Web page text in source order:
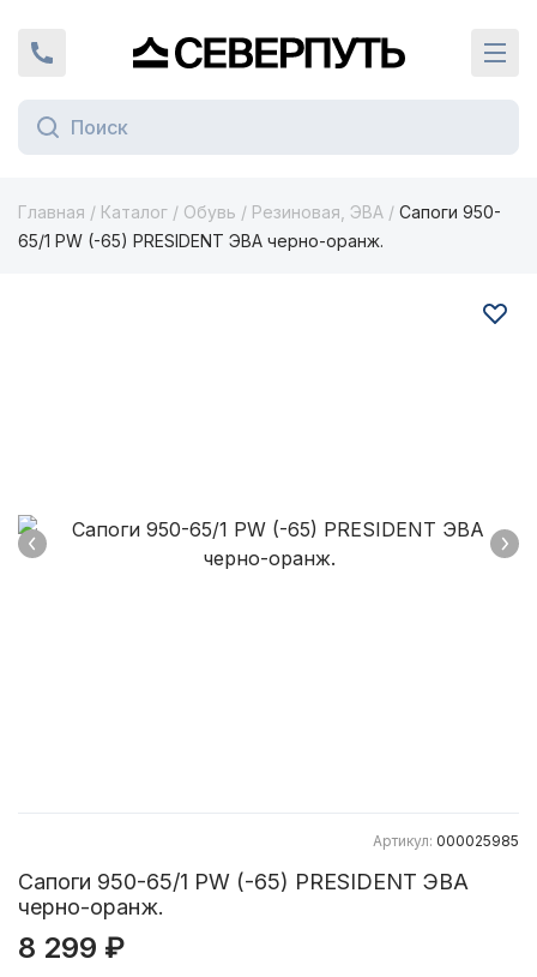
+7 (924) 924-16-46Вернуться на главную страницу
Главная / Каталог / Обувь / Резиновая, ЭВА / Сапоги 950-
65/1 PW (-65) PRESIDENT ЭВА черно-оранж.
Артикул: 000025985
Сапоги 950-65/1 PW (-65) PRESIDENT ЭВА
черно-оранж.
8 299 ₽